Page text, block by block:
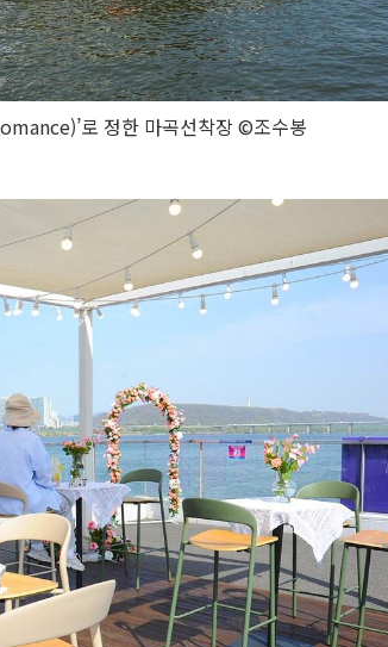
로 정한 마곡선착장 ©조수봉